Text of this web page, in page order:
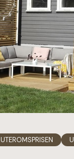
UTEROMSPRISEN